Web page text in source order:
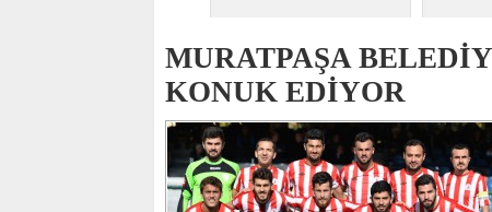
MURATPAŞA
KONUK EDİYOR